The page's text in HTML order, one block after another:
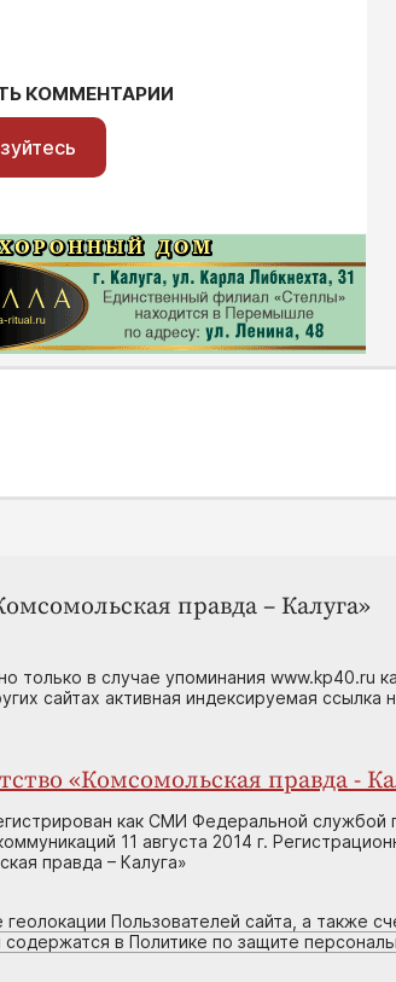
КОММЕНТАРИИ
правда – Калуга»
только в случае упоминания www.kp40.ru
сайтах активная индексируемая ссылка
«Комсомольская правда -
как СМИ Федеральной службой
11 августа 2014 г.
правда – Калуга»
Пользователей сайта, а также
в Политике по защите